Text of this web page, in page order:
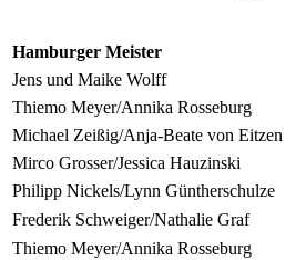
Hamburger Meister
Jens und Maike Wolff
Thiemo Meyer/Annika Rosseburg
Michael Zeißig/Anja-Beate von Eitzen
Mirco Grosser/Jessica Hauzinski
Philipp Nickels/Lynn Güntherschulze
Frederik Schweiger/Nathalie Graf
Thiemo Meyer/Annika Rosseburg